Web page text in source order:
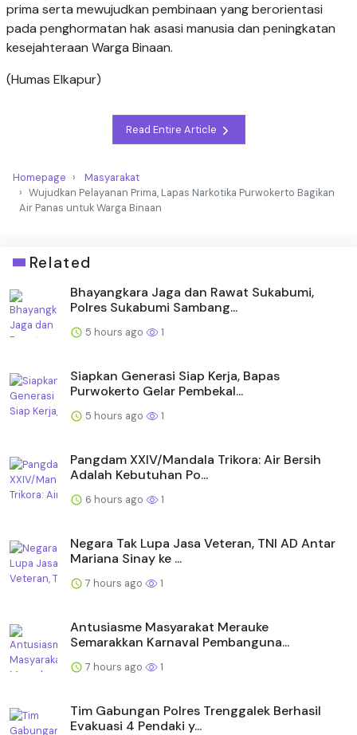
prima serta mewujudkan pembinaan yang berorientasi
pada penghormatan hak asasi manusia dan peningkatan
kesejahteraan Warga Binaan.
(Humas Elkapur)
Read Entire Article
Homepage
Masyarakat
Wujudkan Pelayanan Prima, Lapas Narkotika Purwokerto Bagikan
Air Panas untuk Warga Binaan
Related
Bhayangkara Jaga dan Rawat Sukabumi,
Polres Sukabumi Sambang...
5 hours ago 1
Siapkan Generasi Siap Kerja, Bapas
Purwokerto Gelar Pembekal...
5 hours ago 1
Pangdam XXIV/Mandala Trikora: Air Bersih
Adalah Kebutuhan Po...
6 hours ago 1
Negara Tak Lupa Jasa Veteran, TNI AD Antar
Mariana Sinay ke ...
7 hours ago 1
Antusiasme Masyarakat Merauke
Semarakkan Karnaval Pembanguna...
7 hours ago 1
Tim Gabungan Polres Trenggalek Berhasil
Evakuasi 4 Pendaki y...